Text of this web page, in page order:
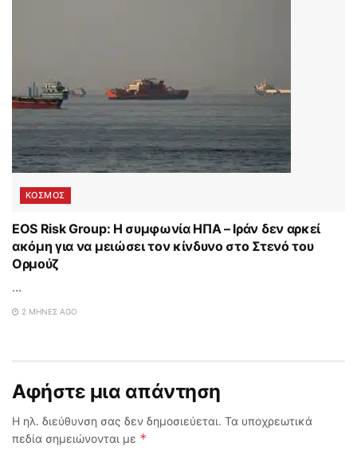
ΚΟΣΜΟΣ
EOS Risk Group: Η συμφωνία ΗΠΑ – Ιράν δεν αρκεί
ακόμη για να μειώσει τον κίνδυνο στο Στενό του
Ορμούζ
...
2 ΜΉΝΕΣ AGO
Αφήστε μια απάντηση
Η ηλ. διεύθυνση σας δεν δημοσιεύεται. Τα υποχρεωτικά
πεδία σημειώνονται με *